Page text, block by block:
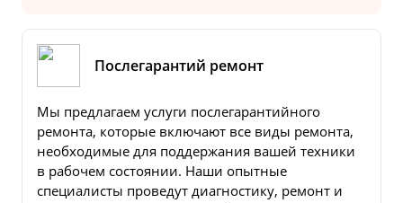
Послегарантий ремонт
Мы предлагаем услуги послегарантийного
ремонта, которые включают все виды ремонта,
необходимые для поддержания вашей техники
в рабочем состоянии. Наши опытные
специалисты проведут диагностику, ремонт и